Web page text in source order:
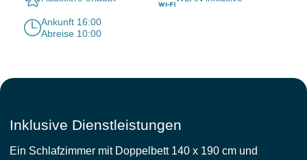
Ankunft 16:00
Abreise 10:00
Inklusive Dienstleistungen
Ein Schlafzimmer mit Doppelbett 140 x 190 cm und